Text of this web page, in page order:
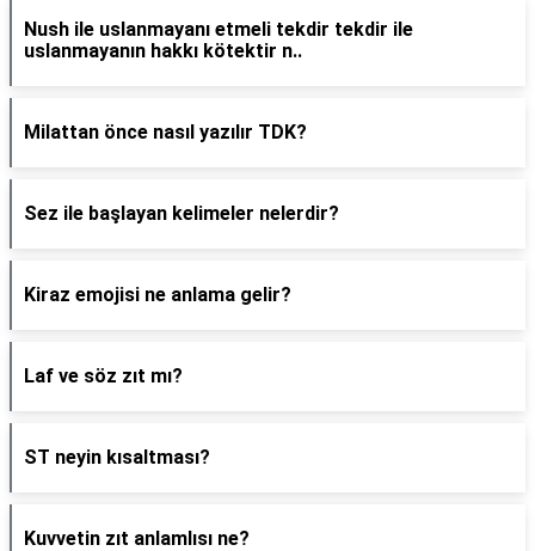
Nush ile uslanmayanı etmeli tekdir tekdir ile
uslanmayanın hakkı kötektir n..
Milattan önce nasıl yazılır TDK?
Sez ile başlayan kelimeler nelerdir?
Kiraz emojisi ne anlama gelir?
Laf ve söz zıt mı?
ST neyin kısaltması?
Kuvvetin zıt anlamlısı ne?